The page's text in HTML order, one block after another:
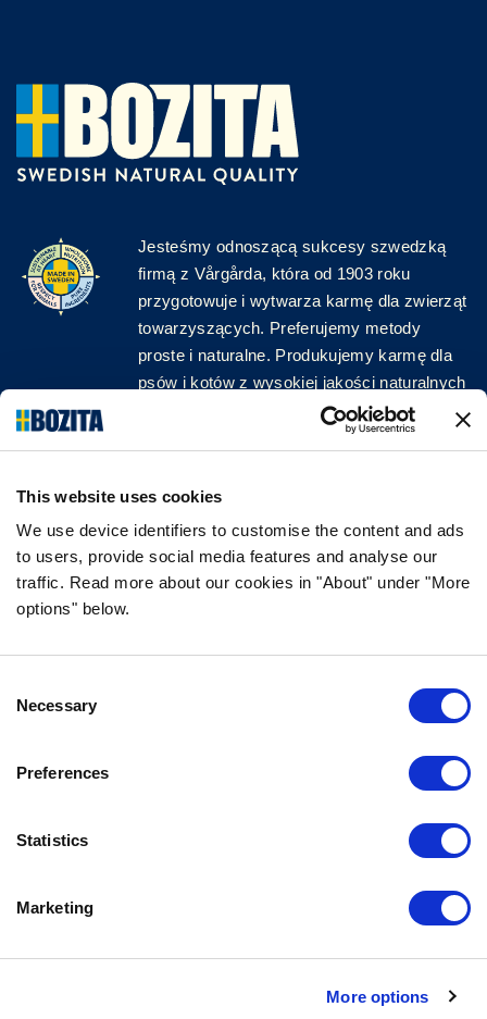
This website uses cookies
We use device identifiers to customise the content and ads
to users, provide social media features and analyse our
traffic. Read more about our cookies in "About" under "More
options" below.
Selection
Necessary
Preferences
Statistics
Marketing
More options
Jesteśmy odnoszącą sukcesy szwedzką
firmą z Vårgårda, która od 1903 roku
przygotowuje i wytwarza karmę dla zwierząt
towarzyszących. Preferujemy metody
proste i naturalne. Produkujemy karmę dla
psów i kotów z wysokiej jakości naturalnych
surowców, bez zbędnych dodatków!
ŚLEDŹ NAS W MEDIACH
INFORMACJA
GWARANCJA SMAKU
info.pl@bozita.se